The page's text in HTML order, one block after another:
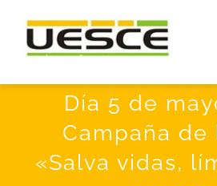
contenido
QUIENES SOMOS
Día 5 de
Campaña de
«Salva vidas,